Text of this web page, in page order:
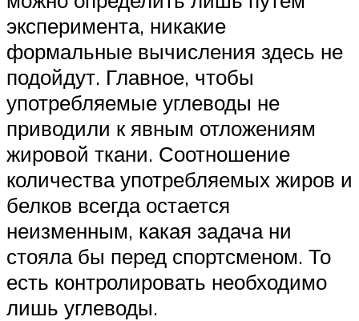
эксперимента, никакие
формальные вычисления здесь не
подойдут. Главное, чтобы
употребляемые углеводы не
приводили к явным отложениям
жировой ткани. Соотношение
количества употребляемых жиров и
белков всегда остается
неизменным, какая задача ни
стояла бы перед спортсменом. То
есть контролировать необходимо
лишь углеводы.